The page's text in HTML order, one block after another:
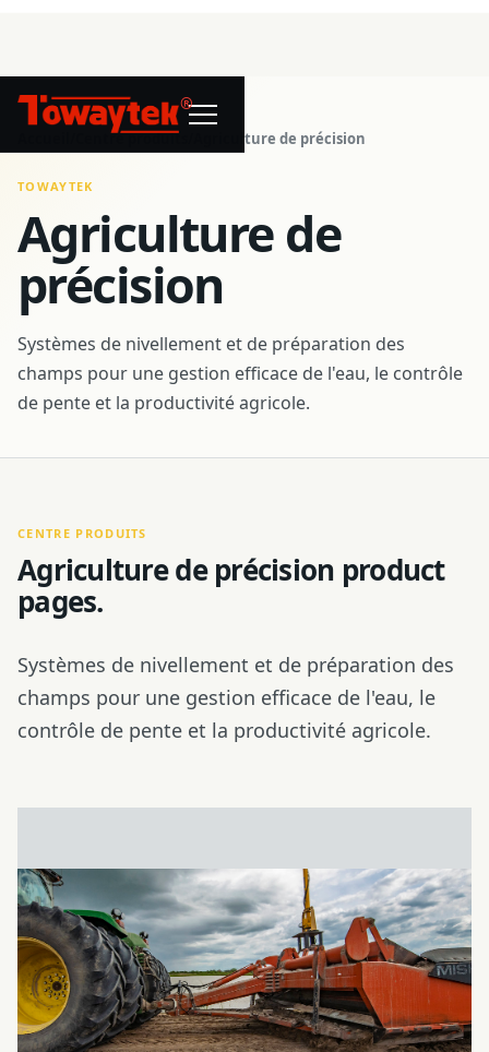
®
Centre produits Agriculture de précision
TOWAYTEK
Agriculture de
précision
Systèmes de nivellement et de préparation des
champs pour une gestion efficace de l'eau, le contrôle
de pente et la productivité agricole.
CENTRE PRODUITS
Agriculture de précision product
pages.
Systèmes de nivellement et de préparation des
champs pour une gestion efficace de l'eau, le
contrôle de pente et la productivité agricole.